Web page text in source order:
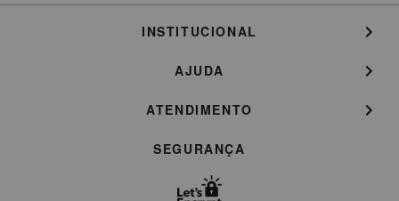
INSTITUCIONAL
AJUDA
ATENDIMENTO
SEGURANÇA